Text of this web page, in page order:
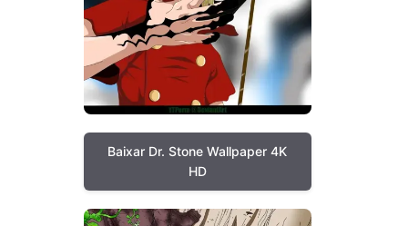
Baixar Dr. Stone Wallpaper 4K
HD